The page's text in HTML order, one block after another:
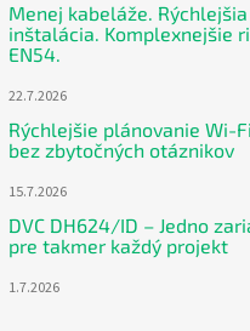
Menej kabeláže. Rýchlejšia
inštalácia. Komplexnejšie
EN54.
22.7.2026
Rýchlejšie plánovanie Wi-
bez zbytočných otáznikov
15.7.2026
DVC DH624/ID – Jedno
pre takmer každý projekt
1.7.2026